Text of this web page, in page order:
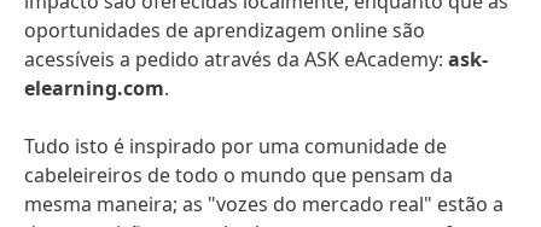
oportunidades de aprendizagem online são
acessíveis a pedido através da ASK eAcademy: ask-
elearning.com.
Tudo isto é inspirado por uma comunidade de
cabeleireiros de todo o mundo que pensam da
mesma maneira; as "vozes do mercado real" estão a